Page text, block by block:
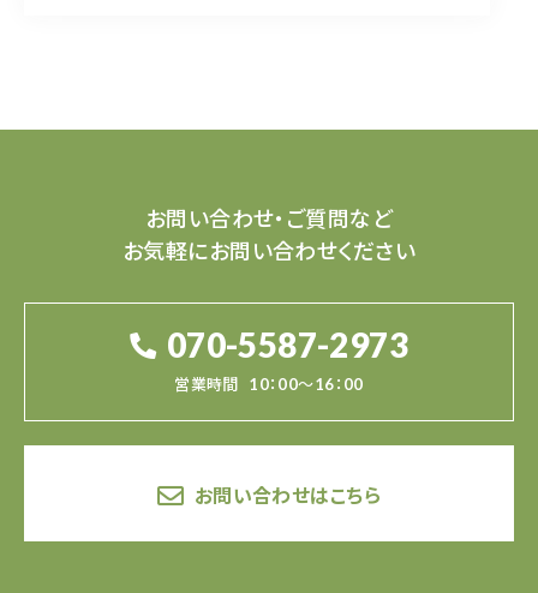
お問い合わせ・ご質問など
お気軽にお問い合わせください
070-5587-2973
営業時間 10：00～16：00
お問い合わせはこちら